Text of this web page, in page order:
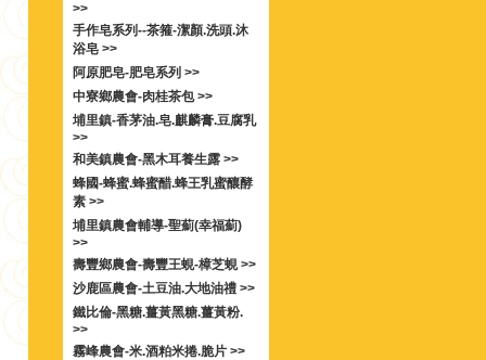
>>
手作皂系列--茶箍-潔顏.洗頭.沐
浴皂 >>
阿原肥皂-肥皂系列 >>
中寮鄉農會-肉桂茶包 >>
埔里鎮-香茅油.皂.麒麟膏.豆腐乳
>>
和美鎮農會-黑木耳養生露 >>
蜂國-蜂蜜.蜂蜜醋.蜂王乳蜜釀酵
素 >>
埔里鎮農會輔導-聖薊(幸福薊)
>>
壽豐鄉農會-壽豐王蜆-樟芝蜆 >>
沙鹿區農會-土豆油.大地油禮 >>
鐵比倫-黑糖.薑黃黑糖.薑黃粉.
>>
霧峰農會-米.酒粕米捲.脆片 >>